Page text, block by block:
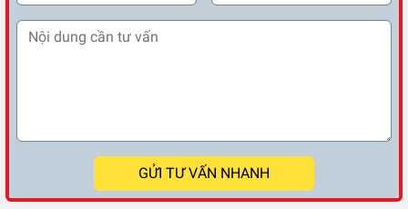
GỬI TƯ VẤN NHANH